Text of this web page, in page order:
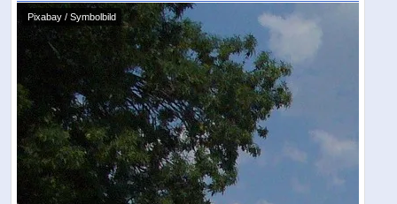
Pixabay / Symbolbild